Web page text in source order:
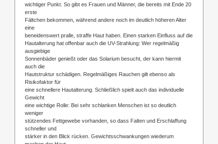
wichtiger Punkt. So gibt es Frauen und Männer, die bereits mit Ende 20
erste
Fältchen bekommen, während andere noch im deutlich höheren Alter
eine
beneidenswert pralle, straffe Haut haben. Einen starken Einfluss auf die
Hautalterung hat offenbar auch die UV-Strahlung: Wer regelmäßig
ausgiebige
Sonnenbäder genießt oder das Solarium besucht, der kann hiermit
auch die
Hautstruktur schädigen. Regelmäßiges Rauchen gilt ebenso als
Risikofaktor für
eine schnellere Hautalterung. Schließlich spielt auch das individuelle
Gewicht
eine wichtige Rolle: Bei sehr schlanken Menschen ist so deutlich
weniger
stützendes Fettgewebe vorhanden, so dass Falten und Erschlaffung
schneller und
stärker in den Blick rücken. Gewichtsschwankungen wiederum